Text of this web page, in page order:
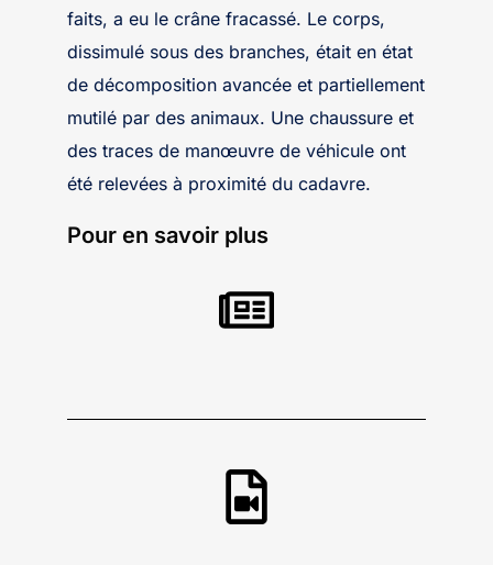
faits, a eu le crâne fracassé. Le corps,
dissimulé sous des branches, était en état
de décomposition avancée et partiellement
mutilé par des animaux. Une chaussure et
des traces de manœuvre de véhicule ont
été relevées à proximité du cadavre.
Pour en savoir plus